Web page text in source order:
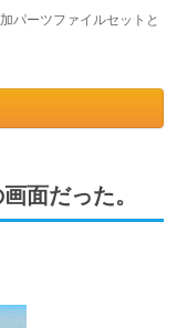
パーツファイルセットと
面だった。